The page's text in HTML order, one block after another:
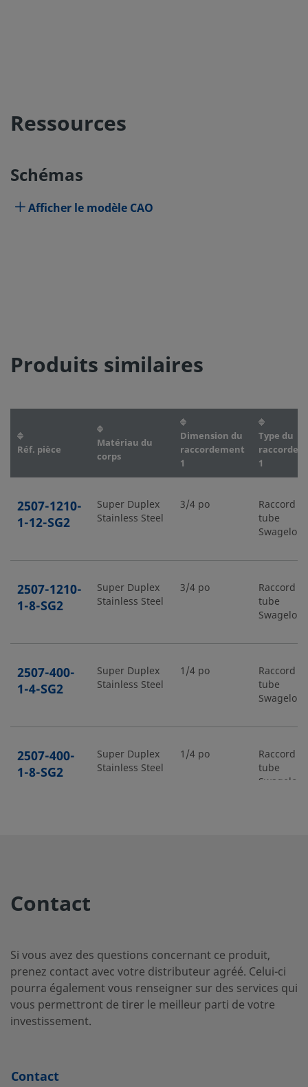
Ressources
Schémas
Afficher le modèle CAO
Produits similaires
Réf. pièce
Matériau du
corps
Dimension du
raccordement
1
Type du
1
2507-1210-
1-12-SG2
Super Duplex
Stainless Steel
3/4 po
Raccord
tube
2507-1210-
1-8-SG2
Super Duplex
Stainless Steel
3/4 po
Raccord
tube
2507-400-
1-4-SG2
Super Duplex
Stainless Steel
1/4 po
Raccord
tube
2507-400-
1-8-SG2
Super Duplex
Stainless Steel
1/4 po
Raccord
tube
2507-600-
1-4-SG2
Super Duplex
3/8 po
Raccord
Contact
Si vous avez des questions concernant ce produit,
prenez contact avec votre distributeur agréé. Celui-ci
pourra également vous renseigner sur des services qui
vous permettront de tirer le meilleur parti de votre
investissement.
Contact